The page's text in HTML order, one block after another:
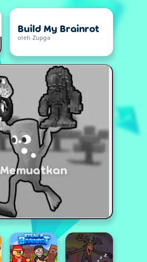
Build My Brainrot
oleh Zupga
Memuatkan